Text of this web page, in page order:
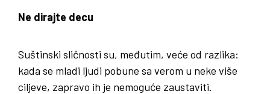
Ne dirajte decu
Suštinski sličnosti su, međutim, veće od razlika:
kada se mladi ljudi pobune sa verom u neke više
ciljeve, zapravo ih je nemoguće zaustaviti.